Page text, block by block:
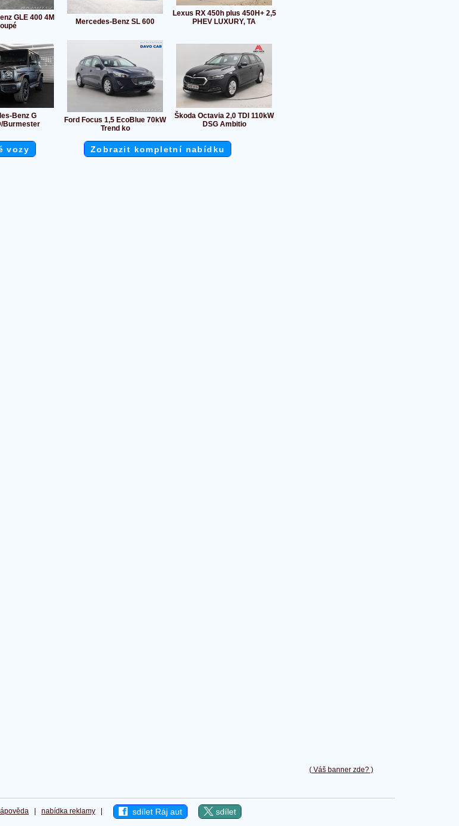
( Váš banner zde? )
GLE 400 4M
Mercedes-Benz SL 600
Lexus RX 450h plus 450H+ 2,5
PHEV LUXURY, TA
Benz G
Burmester
Ford Focus 1,5 EcoBlue 70kW
Trend ko
Škoda Octavia 2,0 TDI 110kW
DSG Ambitio
vozy Zobrazit kompletní nabídku
nabídka reklamy sdílet Ráj aut sdílet